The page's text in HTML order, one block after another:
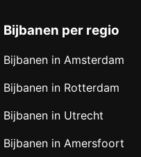
Bijbanen per regio
Bijbanen in Amsterdam
Bijbanen in Rotterdam
Bijbanen in Utrecht
Bijbanen in Amersfoort